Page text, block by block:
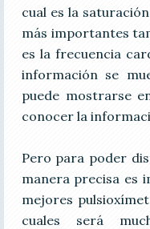
cual es la
más importantes
es la frecuencia
información se
puede mostrarse
conocer la
Pero para poder
manera precisa es
mejores
cuales será